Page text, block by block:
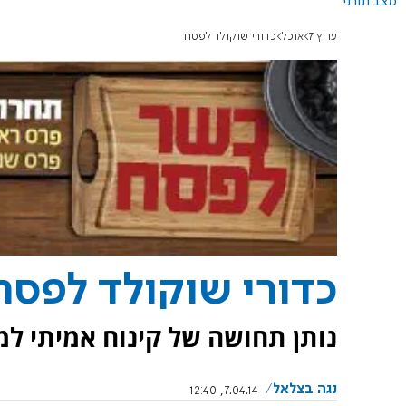
ערוץ 7 אוכל כדורי שוקולד לפסח
כדורי שוקולד
נותן תחושה של קינוח אמיתי
נגה בצלאל 7.04.14, 12:40